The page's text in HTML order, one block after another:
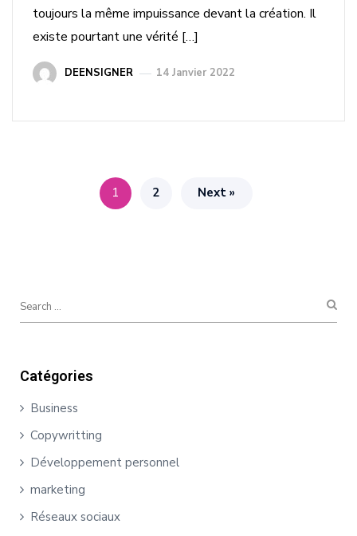
toujours la même impuissance devant la création. Il
existe pourtant une vérité […]
DEENSIGNER 14 Janvier 2022
1 2 Next »
Catégories
Business
Copywritting
Développement personnel
marketing
Réseaux sociaux